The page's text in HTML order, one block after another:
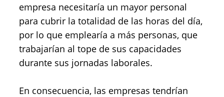
empresa necesitaría un mayor personal
para cubrir la totalidad de las horas del día,
por lo que emplearía a más personas, que
trabajarían al tope de sus capacidades
durante sus jornadas laborales.
En consecuencia, las empresas tendrían